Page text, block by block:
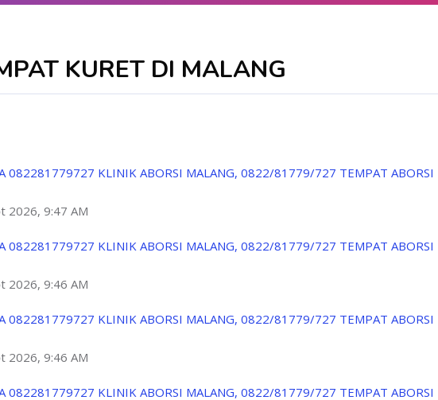
KURET DI MALANG
082281779727 KLINIK ABORSI MALANG, 0822/81779/727 TEMPAT ABORSI
2026, 9:47 AM
082281779727 KLINIK ABORSI MALANG, 0822/81779/727 TEMPAT ABORSI
2026, 9:46 AM
082281779727 KLINIK ABORSI MALANG, 0822/81779/727 TEMPAT ABORSI
2026, 9:46 AM
082281779727 KLINIK ABORSI MALANG, 0822/81779/727 TEMPAT ABORSI